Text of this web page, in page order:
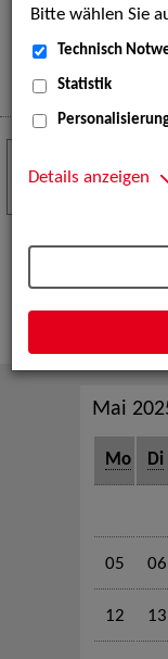
eine
Musik und
Mehr
und
Mehr
NOV
Mai
Mo Di
05 06
12 13
Bitte wählen Sie
Technisch
Statistik
Details anzeigen